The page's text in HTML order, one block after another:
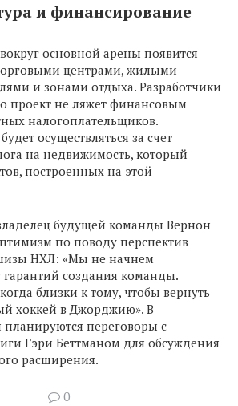
и финансирование
основной арены появится
центрами, жилыми
и зонами отдыха. Разработчики
проект не ляжет финансовым
налогоплательщиков.
осуществляться за счет
на недвижимость, который
построенных на этой
будущей команды Вернон
по поводу перспектив
НХЛ: «Мы не начнем
гарантий создания команды.
близки к тому, чтобы вернуть
хоккей в Джорджию». В
переговоры с
Гэри Беттманом для обсуждения
расширения.
0